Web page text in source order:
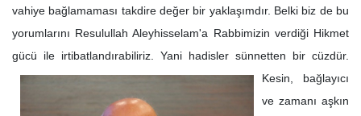
vahiye bağlamaması takdire değer bir yaklaşımdır. Belki biz de bu
yorumlarını Resulullah Aleyhisselam'a Rabbimizin verdiği Hikmet
gücü ile irtibatlandırabiliriz. Yani hadisler sünnetten bir cüzdür.
Kesin, bağlayıcı
ve zamanı aşkın